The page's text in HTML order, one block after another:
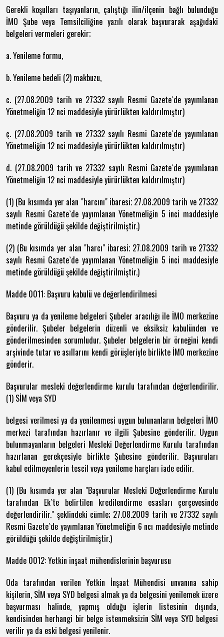
Gerekli koşulları taşıyanların, çalıştığı ilin/ilçenin bağlı bulunduğu
İMO Şube veya Temsilciliğine yazılı olarak başvurarak aşağıdaki
belgeleri vermeleri gerekir;
a. Yenileme formu,
b. Yenileme bedeli (2) makbuzu,
c. (27.08.2009 tarih ve 27332 sayılı Resmi Gazete`de yayımlanan
Yönetmeliğin 12 nci maddesiyle yürürlükten kaldırılmıştır)
ç. (27.08.2009 tarih ve 27332 sayılı Resmi Gazete`de yayımlanan
Yönetmeliğin 12 nci maddesiyle yürürlükten kaldırılmıştır)
d. (27.08.2009 tarih ve 27332 sayılı Resmi Gazete`de yayımlanan
Yönetmeliğin 12 nci maddesiyle yürürlükten kaldırılmıştır)
(1) (Bu kısımda yer alan "harcını" ibaresi; 27.08.2009 tarih ve 27332
sayılı Resmi Gazete`de yayımlanan Yönetmeliğin 5 inci maddesiyle
metinde görüldüğü şekilde değiştirilmiştir.)
(2) (Bu kısımda yer alan "harcı" ibaresi; 27.08.2009 tarih ve 27332
sayılı Resmi Gazete`de yayımlanan Yönetmeliğin 5 inci maddesiyle
metinde görüldüğü şekilde değiştirilmiştir.)
Madde 0011: Başvuru kabulü ve değerlendirilmesi
Başvuru ya da yenileme belgeleri Şubeler aracılığı ile İMO merkezine
gönderilir. Şubeler belgelerin düzenli ve eksiksiz kabulünden ve
gönderilmesinden sorumludur. Şubeler belgelerin bir örneğini kendi
arşivinde tutar ve asıllarını kendi görüşleriyle birlikte İMO merkezine
gönderir.
Başvurular mesleki değerlendirme kurulu tarafından değerlendirilir.
(1) SİM veya SYD
belgesi verilmesi ya da yenilenmesi uygun bulunanların belgeleri İMO
merkezi tarafından hazırlanır ve ilgili Şubesine gönderilir. Uygun
bulunmayanların belgeleri Mesleki Değerlendirme Kurulu tarafından
hazırlanan gerekçesiyle birlikte Şubesine gönderilir. Başvuruları
kabul edilmeyenlerin tescil veya yenileme harçları iade edilir.
(1) (Bu kısımda yer alan "Başvurular Mesleki Değerlendirme Kurulu
tarafından Ek`te belirtilen kredilendirme esasları çerçevesinde
değerlendirilir." şeklindeki cümle; 27.08.2009 tarih ve 27332 sayılı
Resmi Gazete`de yayımlanan Yönetmeliğin 6 ncı maddesiyle metinde
görüldüğü şekilde değiştirilmiştir.)
Madde 0012: Yetkin inşaat mühendislerinin başvurusu
Oda tarafından verilen Yetkin İnşaat Mühendisi unvanına sahip
kişilerin, SİM veya SYD belgesi almak ya da belgesini yenilemek üzere
başvurması halinde, yapmış olduğu işlerin listesinin dışında,
kendisinden herhangi bir belge istenmeksizin SİM veya SYD belgesi
verilir ya da eski belgesi yenilenir.